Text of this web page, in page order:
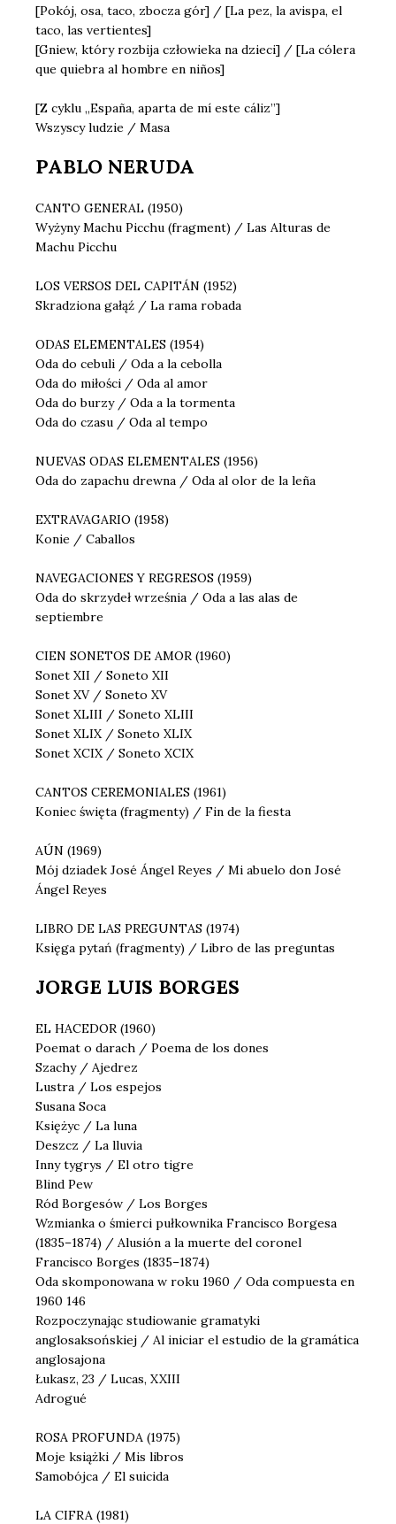
[Pokój, osa, taco, zbocza gór] / [La pez, la avispa, el
taco, las vertientes]
[Gniew, który rozbija człowieka na dzieci] / [La cólera
que quiebra al hombre en niños]
[Z cyklu „España, aparta de mí este cáliz”]
Wszyscy ludzie / Masa
PABLO NERUDA
CANTO GENERAL (1950)
Wyżyny Machu Picchu (fragment) / Las Alturas de
Machu Picchu
LOS VERSOS DEL CAPITÁN (1952)
Skradziona gałąź / La rama robada
ODAS ELEMENTALES (1954)
Oda do cebuli / Oda a la cebolla
Oda do miłości / Oda al amor
Oda do burzy / Oda a la tormenta
Oda do czasu / Oda al tempo
NUEVAS ODAS ELEMENTALES (1956)
Oda do zapachu drewna / Oda al olor de la leña
EXTRAVAGARIO (1958)
Konie / Caballos
NAVEGACIONES Y REGRESOS (1959)
Oda do skrzydeł września / Oda a las alas de
septiembre
CIEN SONETOS DE AMOR (1960)
Sonet XII / Soneto XII
Sonet XV / Soneto XV
Sonet XLIII / Soneto XLIII
Sonet XLIX / Soneto XLIX
Sonet XCIX / Soneto XCIX
CANTOS CEREMONIALES (1961)
Koniec święta (fragmenty) / Fin de la fiesta
AÚN (1969)
Mój dziadek José Ángel Reyes / Mi abuelo don José
Ángel Reyes
LIBRO DE LAS PREGUNTAS (1974)
Księga pytań (fragmenty) / Libro de las preguntas
JORGE LUIS BORGES
EL HACEDOR (1960)
Poemat o darach / Poema de los dones
Szachy / Ajedrez
Lustra / Los espejos
Susana Soca
Księżyc / La luna
Deszcz / La lluvia
Inny tygrys / El otro tigre
Blind Pew
Ród Borgesów / Los Borges
Wzmianka o śmierci pułkownika Francisco Borgesa
(1835–1874) / Alusión a la muerte del coronel
Francisco Borges (1835–1874)
Oda skomponowana w roku 1960 / Oda compuesta en
1960 146
Rozpoczynając studiowanie gramatyki
anglosaksońskiej / Al iniciar el estudio de la gramática
anglosajona
Łukasz, 23 / Lucas, XXIII
Adrogué
ROSA PROFUNDA (1975)
Moje książki / Mis libros
Samobójca / El suicida
LA CIFRA (1981)